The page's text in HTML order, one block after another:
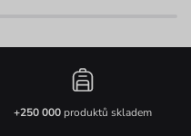
+250 000produktů skladem